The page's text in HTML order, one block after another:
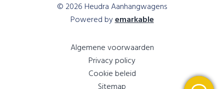
© 2026 Heudra Aanhangwagens
Powered byemarkable
Algemene voorwaarden
Privacy policy
Cookie beleid